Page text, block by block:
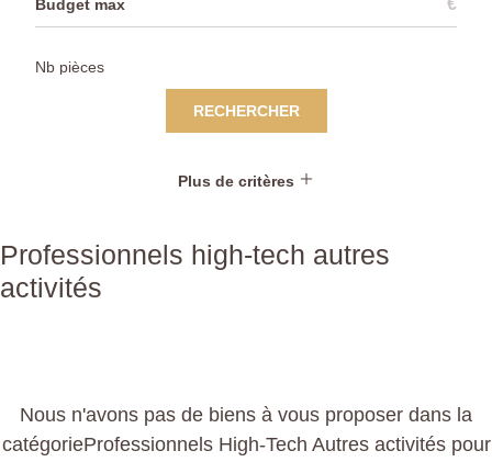
€
RECHERCHER
Plus de critères
Professionnels high-tech autres
activités
Nous n'avons pas de biens à vous proposer dans la
catégorieProfessionnels High-Tech Autres activités pour